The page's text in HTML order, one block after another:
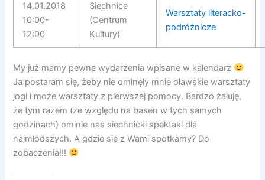
14.01.2018
10:00-
12:00
Siechnice
(Centrum
Kultury)
Warsztaty literacko-
podróżnicze
My już mamy pewne wydarzenia wpisane w kalendarz
Ja postaram się, żeby nie ominęły mnie oławskie warsztaty
jogi i może warsztaty z pierwszej pomocy. Bardzo żałuję,
że tym razem (ze względu na basen w tych samych
godzinach) ominie nas siechnicki spektakl dla
najmłodszych. A gdzie się z Wami spotkamy? Do
zobaczenia!!!